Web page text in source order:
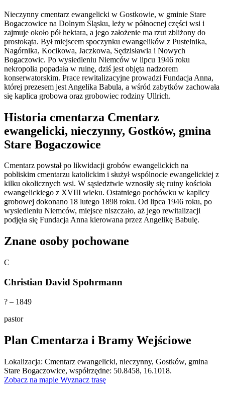
Nieczynny cmentarz ewangelicki w Gostkowie, w gminie Stare
Bogaczowice na Dolnym Śląsku, leży w północnej części wsi i
zajmuje około pół hektara, a jego założenie ma rzut zbliżony do
prostokąta. Był miejscem spoczynku ewangelików z Pustelnika,
Nagórnika, Kocikowa, Jaczkowa, Sędzisławia i Nowych
Bogaczowic. Po wysiedleniu Niemców w lipcu 1946 roku
nekropolia popadała w ruinę, dziś jest objęta nadzorem
konserwatorskim. Prace rewitalizacyjne prowadzi Fundacja Anna,
której prezesem jest Angelika Babula, a wśród zabytków zachowała
się kaplica grobowa oraz grobowiec rodziny Ullrich.
Historia cmentarza Cmentarz
ewangelicki, nieczynny, Gostków, gmina
Stare Bogaczowice
Cmentarz powstał po likwidacji grobów ewangelickich na
pobliskim cmentarzu katolickim i służył wspólnocie ewangelickiej z
kilku okolicznych wsi. W sąsiedztwie wznosiły się ruiny kościoła
ewangelickiego z XVIII wieku. Ostatniego pochówku w kaplicy
grobowej dokonano 18 lutego 1898 roku. Od lipca 1946 roku, po
wysiedleniu Niemców, miejsce niszczało, aż jego rewitalizacji
podjęła się Fundacja Anna kierowana przez Angelikę Babulę.
Znane osoby pochowane
C
Christian David Spohrmann
? – 1849
pastor
Plan Cmentarza i Bramy Wejściowe
Cmentarz ewangelicki, nieczynny, Gostków, gmina
Stare Bogaczowice
×
+
−
Lokalizacja: Cmentarz ewangelicki, nieczynny, Gostków, gmina
Stare Bogaczowice, współrzędne: 50.8458, 16.1018.
Zobacz na mapie Wyznacz trasę